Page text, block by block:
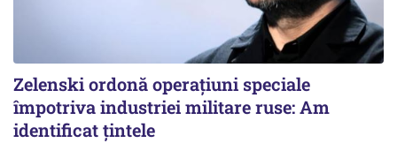
Zelenski ordonă operațiuni speciale
împotriva industriei militare ruse: Am
identificat țintele